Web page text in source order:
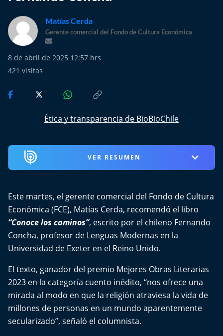
Más de Ti Podcast
Realizadores
Retropop
Tu Mereces Ser Feliz
Cultura y Espectáculos
Del Fin del Mundo
Deportes
Conexión Digital
Psicología Abierta
Matías Cerda
Gerente comercial del Fondo de Cultura Económica
8 de abril de 2025 12:57 hrs
421 visitas
Ética y transparencia de BioBioChile
VER RESUMEN
Este martes, el gerente comercial del Fondo de Cultura
Económica (FCE), Matías Cerda, recomendó el libro
“Conoce los caminos”, escrito por el chileno Fernando
Concha, profesor de Lenguas Modernas en la
Universidad de Exeter en el Reino Unido.
El texto, ganador del premio Mejores Obras Literarias
2023 en la categoría cuento inédito, “nos ofrece una
mirada al modo en que la religión atraviesa la vida de
millones de personas en un mundo aparentemente
secularizado”, señaló el columnista.